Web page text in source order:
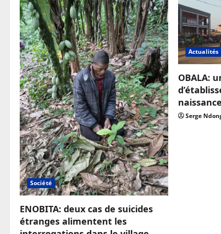
Société
ENOBITA: deux cas de suicides
étranges alimentent les
Actualités
OBALA:
Serge